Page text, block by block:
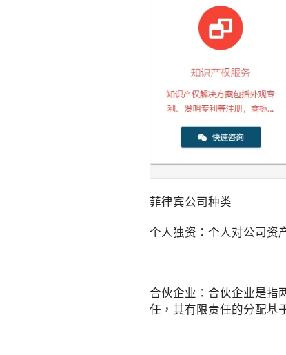
菲律宾公司种类
个人独资：个人对公司资
合伙企业：合伙企业是指
任，其有限责任的分配基